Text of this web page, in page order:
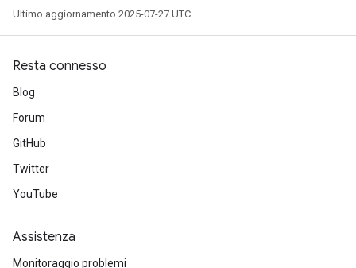
Ultimo aggiornamento 2025-07-27 UTC.
Resta connesso
Blog
Forum
GitHub
Twitter
YouTube
Assistenza
Monitoraggio problemi